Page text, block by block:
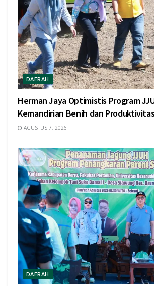
DAERAH
Herman Jaya Optimistis Program
Kemandirian Benih dan
AGUSTUS 7, 2026
DAERAH